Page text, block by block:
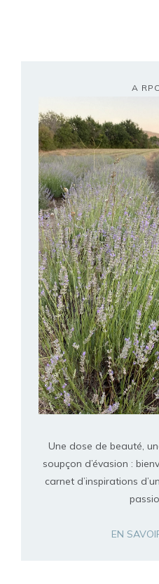
A
Une dose de beauté,
soupçon d’évasion :
carnet d’inspirations
EN